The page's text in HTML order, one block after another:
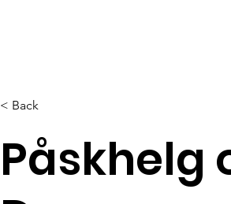
< Back
Påskhelg